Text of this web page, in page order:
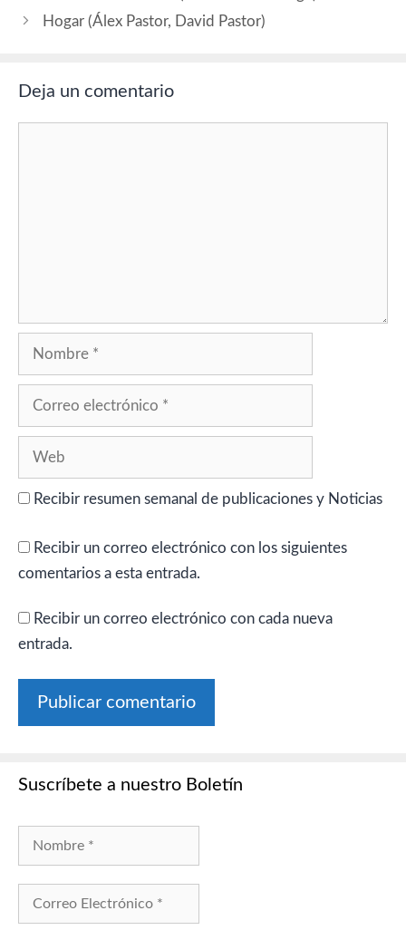
(inspectora…
Hogar (Álex Pastor, David Pastor)
Deja un comentario
Recibir resumen semanal de publicaciones y Noticias
Recibir un correo electrónico con los siguientes
comentarios a esta entrada.
Recibir un correo electrónico con cada nueva
entrada.
Suscríbete a nuestro Boletín